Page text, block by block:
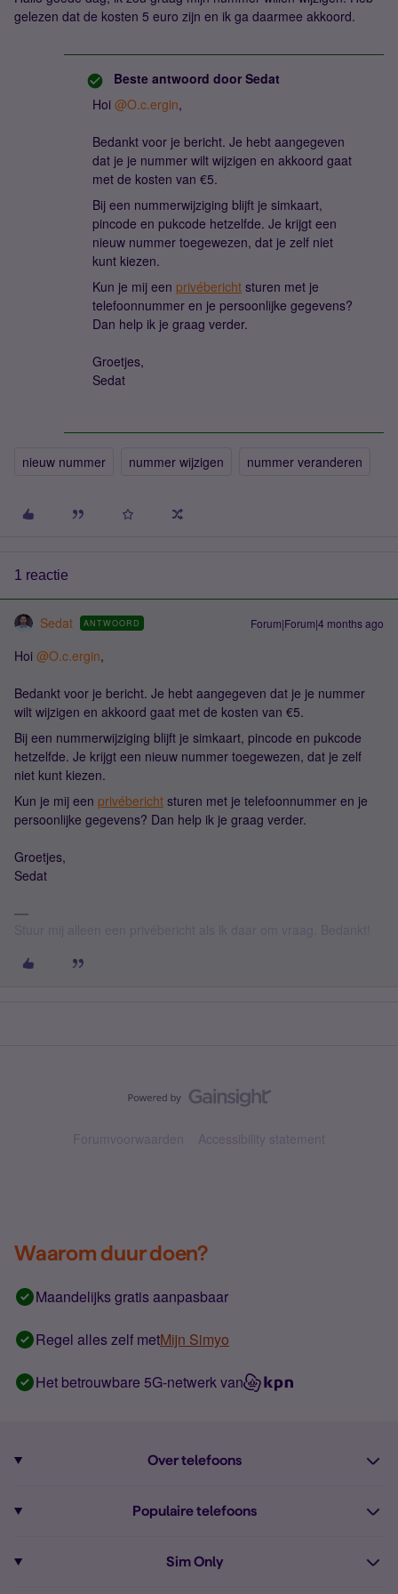
gelezen dat de kosten 5 euro zijn en ik ga daarmee akkoord.
Beste antwoord door Sedat
Hoi ​ @O.c.ergin,
Bedankt voor je bericht. Je hebt aangegeven
dat je je nummer wilt wijzigen en akkoord gaat
met de kosten van €5.
Bij een nummerwijziging blijft je simkaart,
pincode en pukcode hetzelfde. Je krijgt een
nieuw nummer toegewezen, dat je zelf niet
kunt kiezen.
Kun je mij een privébericht sturen met je
telefoonnummer en je persoonlijke gegevens?
Dan help ik je graag verder.
Groetjes,
Sedat
nieuw nummer nummer wijzigen nummer veranderen
1 reactie
Sedat ANTWOORD Forum|Forum|4 months ago
Hoi ​ @O.c.ergin,
Bedankt voor je bericht. Je hebt aangegeven dat je je nummer
wilt wijzigen en akkoord gaat met de kosten van €5.
Bij een nummerwijziging blijft je simkaart, pincode en pukcode
hetzelfde. Je krijgt een nieuw nummer toegewezen, dat je zelf
niet kunt kiezen.
Kun je mij een privébericht sturen met je telefoonnummer en je
persoonlijke gegevens? Dan help ik je graag verder.
Groetjes,
Sedat
Forumvoorwaarden Accessibility statement
Waarom duur doen?
Maandelijks gratis aanpasbaar
Regel alles zelf metMijn Simyo
Het betrouwbare 5G-netwerk van
Over telefoons
Alle telefoons
Populaire telefoons
Sim Only